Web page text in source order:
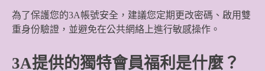
為了保護您的3A帳號安全，建議您定期更改密碼、啟用雙
重身份驗證，並避免在公共網絡上進行敏感操作。
3A提供的獨特會員福利是什麼？